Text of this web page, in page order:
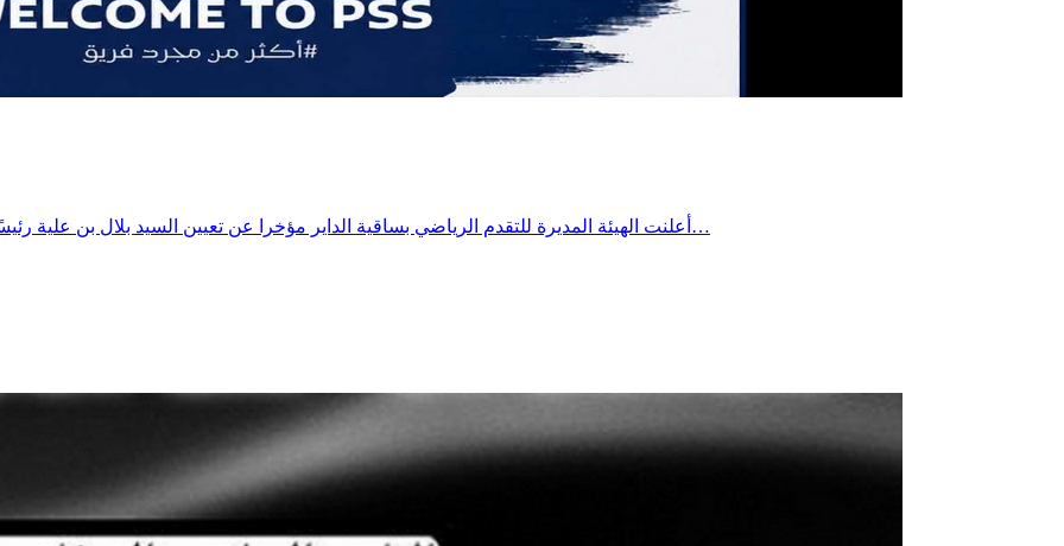
أعلنت الهيئة المديرة للتقدم الرياضي بساقية الداير مؤخرا عن تعيين السيد بلال بن علية رئيسًا لفرع كرة القدم وتمنت له كامل التوفيق والنجاح في مهمته، لما فيه…